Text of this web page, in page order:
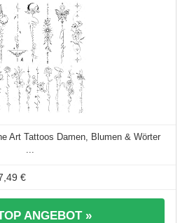
Art Tattoos Damen, Blumen & Wörter
€
ANGEBOT »